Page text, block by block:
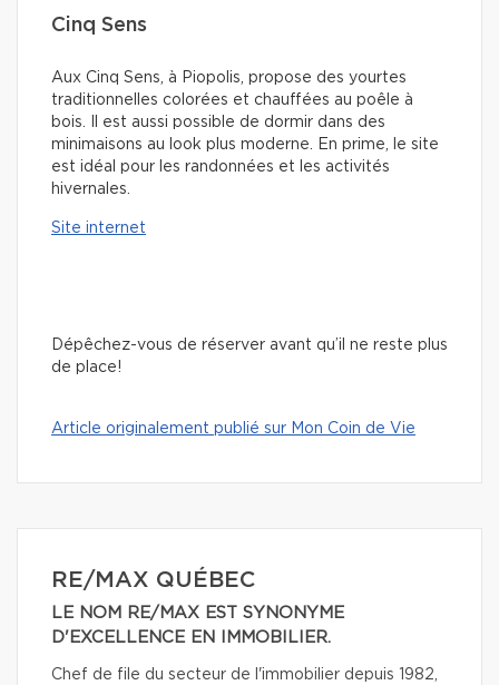
Cinq Sens
Aux Cinq Sens, à Piopolis, propose des yourtes
traditionnelles colorées et chauffées au poêle à
bois. Il est aussi possible de dormir dans des
minimaisons au look plus moderne. En prime, le site
est idéal pour les randonnées et les activités
hivernales.
Site internet
Dépêchez-vous de réserver avant qu’il ne reste plus
de place!
Article originalement publié sur Mon Coin de Vie
RE/MAX QUÉBEC
LE NOM RE/MAX EST SYNONYME
D'EXCELLENCE EN IMMOBILIER.
Chef de file du secteur de l'immobilier depuis 1982,